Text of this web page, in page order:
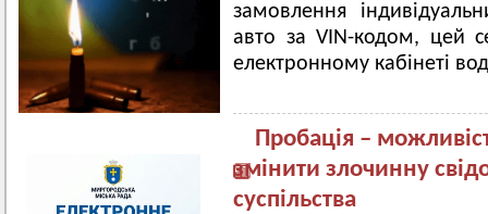
замовлення
авто за VIN-кодом, цей
електронному кабінеті
Пробація –
змінити злочинну
суспільства